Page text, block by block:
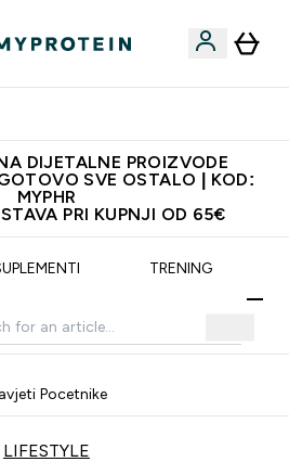
DIJETALNE PROIZVODE
SVE OSTALO | KOD:
MYPHR
PRI KUPNJI OD 65€
TRENING
Pocetnike
LIFESTYLE